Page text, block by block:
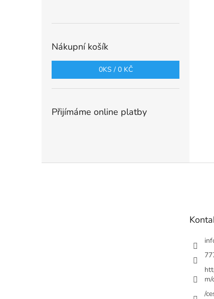
Nákupní košík
0KS / 0 KČ
Přijímáme online platby
/